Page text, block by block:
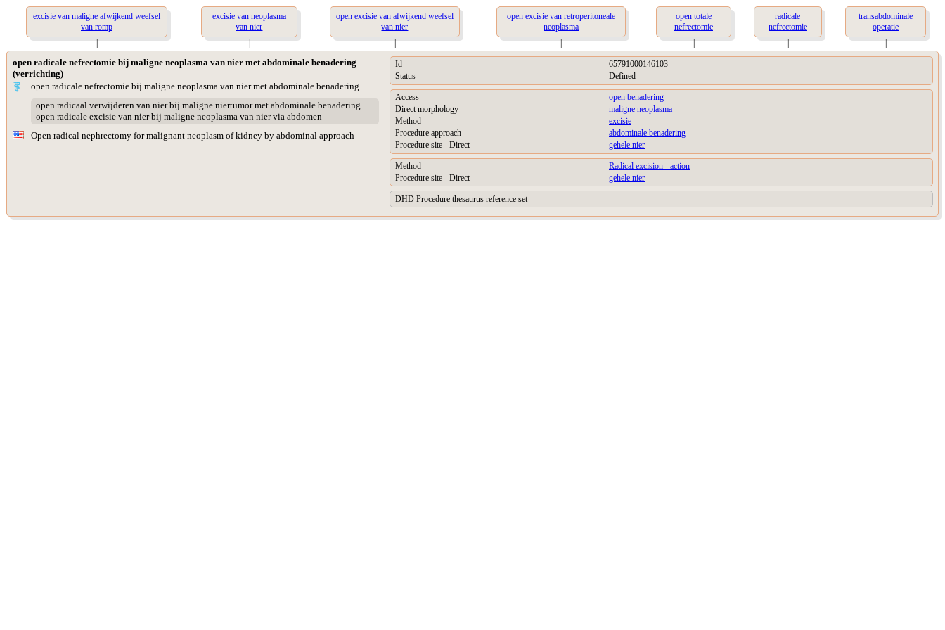
excisie van maligne afwijkend weefsel
van romp
excisie van neoplasma
van nier
open excisie van afwijkend weefsel
van nier
open excisie van retroperitoneale
neoplasma
open totale
nefrectomie
radicale
nefrectomie
transabdominale
operatie
|
| | | | | |
open radicale nefrectomie bij maligne neoplasma van nier met abdominale benadering
(verrichting)
open radicale nefrectomie bij maligne neoplasma van nier met abdominale benadering
open radicaal verwijderen van nier bij maligne niertumor met abdominale benadering
open radicale excisie van nier bij maligne neoplasma van nier via abdomen
Open radical nephrectomy for malignant neoplasm of kidney by abdominal approach
Id
65791000146103
Status
Defined
Access
open benadering
Direct morphology
maligne neoplasma
Method
excisie
Procedure approach
abdominale benadering
Procedure site - Direct
gehele nier
Method
Radical excision - action
Procedure site - Direct
gehele nier
DHD Procedure thesaurus reference set